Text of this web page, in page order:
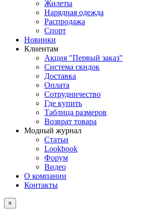
Жилеты
Нарядная одежда
Распродажа
Спорт
Новинки
Клиентам
Акция "Первый заказ"
Система скидок
Доставка
Оплата
Сотрудничество
Где купить
Таблица размеров
Возврат товара
Модный журнал
Статьи
Lookbook
Форум
Видео
О компании
Контакты
×